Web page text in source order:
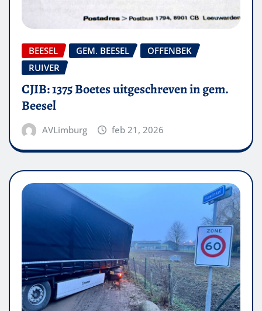
BEESEL GEM. BEESEL
OFFENBEK
RUIVER
CJIB: 1375 Boetes uitgeschreven in gem.
Beesel
AVLimburg feb 21, 2026